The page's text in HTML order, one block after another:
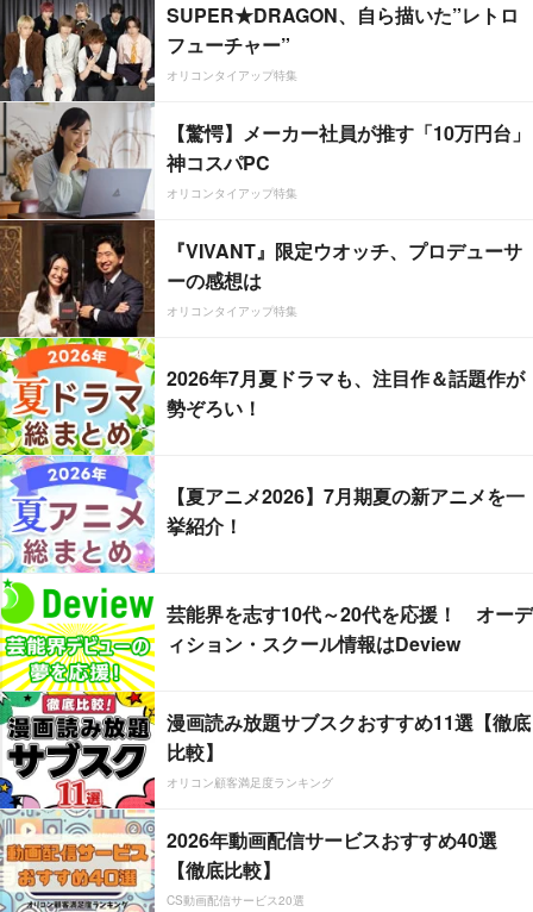
SUPER★DRAGON、自ら描いた”レトロ
フューチャー”
オリコンタイアップ特集
【驚愕】メーカー社員が推す「10万円台」
神コスパPC
オリコンタイアップ特集
『VIVANT』限定ウオッチ、プロデューサ
ーの感想は
オリコンタイアップ特集
2026年7月夏ドラマも、注目作＆話題作が
勢ぞろい！
【夏アニメ2026】7月期夏の新アニメを一
挙紹介！
芸能界を志す10代～20代を応援！ オーデ
ィション・スクール情報はDeview
漫画読み放題サブスクおすすめ11選【徹底
比較】
オリコン顧客満足度ランキング
2026年動画配信サービスおすすめ40選
【徹底比較】
CS動画配信サービス20選